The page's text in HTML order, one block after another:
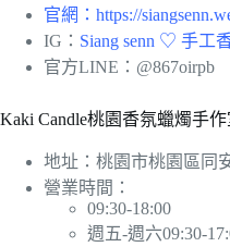
官網：https://
IG： Siang senn ♡ 手工
官方LINE：@867oirpb
Kaki Candle桃園香氛蠟燭手作
地址：桃園市桃園區同
營業時間：
09:30-18:00
週五-週六09:30-